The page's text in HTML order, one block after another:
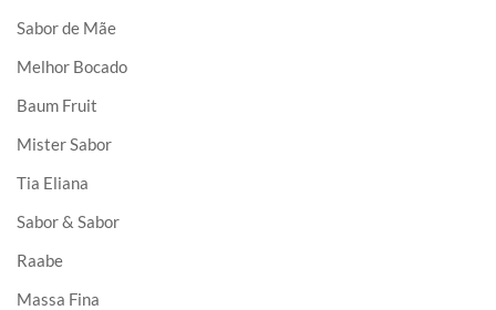
Sabor de Mãe
Melhor Bocado
Baum Fruit
Mister Sabor
Tia Eliana
Sabor & Sabor
Raabe
Massa Fina